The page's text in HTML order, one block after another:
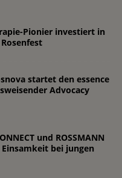
Pionier investiert in
startet den essence
Advocacy
und ROSSMANN
bei jungen